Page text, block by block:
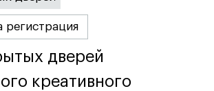
регистрация
дверей
креативного
дверей
креативного